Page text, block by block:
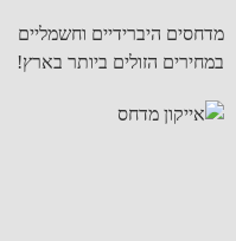
מדחסים היברידיים וחשמליים
במחירים הזולים ביותר בארץ!